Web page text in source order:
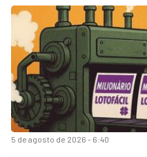
5 de agosto de 2026 - 6:40